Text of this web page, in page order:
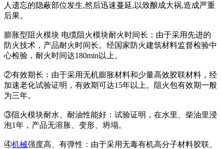
人遗忘的隐蔽部位发生,然后迅速蔓延,以致酿成大祸,造成严重
后果。
膨胀型阻火模块 电缆阻火模块耐火时间长：由于采用先进的
防火技术，产品耐火时间长。经国家防火建筑材料监督检验中
心检验，耐火时间达180min以上。
②有效期长：由于采用无机膨胀材料和少量高效胶联材料，经
加速老化试验证明，有效期可达15年以上。阻火包有效期一般
为三年。
③阻火模块耐水、耐油性能好：试验证明，在水里、柴油里浸
泡1年，产品无溶胀、变形、坍塌。
④机械强度高、有弹性：由于采用无毒有机高分子材料胶联、